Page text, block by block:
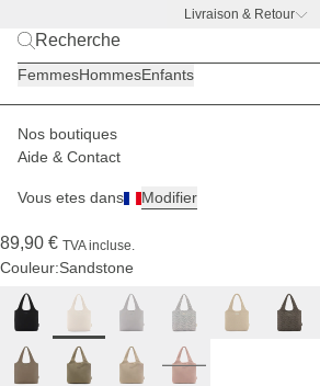
Livraison & Retour
BACK TO WORK —
FemmesHommesEnfants
Nos boutiques
Aide & Contact
Vous etes dans Modifier
Femmes Sacs à main
89,90 € TVA incluse.
Couleur:Sandstone